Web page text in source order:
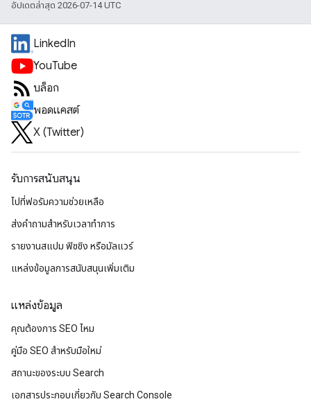
อัปเดตล่าสุด 2026-07-14 UTC
LinkedIn
YouTube
บล็อก
พอดแคสต์
X (Twitter)
รับการสนับสนุน
ไปที่ฟอรัมความช่วยเหลือ
ส่งคำถามสำหรับเวลาทำการ
รายงานสแปม ฟิชชิง หรือมัลแวร์
แหล่งข้อมูลการสนับสนุนเพิ่มเติม
แหล่งข้อมูล
คุณต้องการ SEO ไหม
คู่มือ SEO สำหรับมือใหม่
สถานะของระบบ Search
เอกสารประกอบเกี่ยวกับ Search Console